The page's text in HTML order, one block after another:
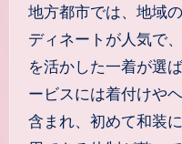
地方都市では、地域
ディネートが人気で
を活かした一着が選
ービスには着付けや
含まれ、初めて和装